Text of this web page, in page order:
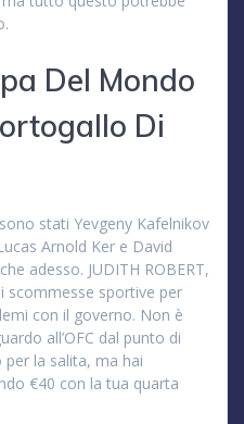
Del Mondo
Di
stati Yevgeny Kafelnikov
Arnold Ker e David
adesso. JUDITH ROBERT,
scommesse sportive per
con il governo. Non è
all’OFC dal punto di
la salita, ma hai
€40 con la tua quarta